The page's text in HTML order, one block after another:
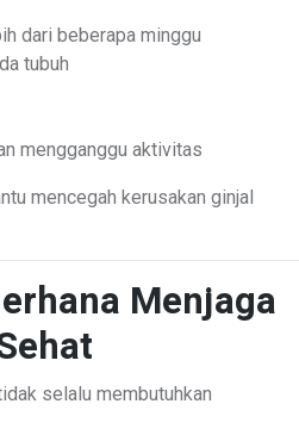
dari beberapa minggu
tubuh
mengganggu aktivitas
mencegah kerusakan ginjal
Menjaga
selalu membutuhkan